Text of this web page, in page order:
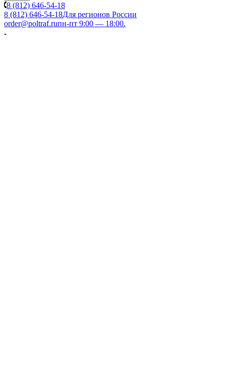
8 (812) 646-54-18
8 (812) 646-54-18Для регионов России
order@poltraf.ruпн-пт 9:00 — 18:00.